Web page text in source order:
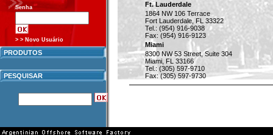
Senha
> > Novo Usuário
PRODUTOS
PESQUISAR
Ft. Lauderdale
1864 NW 106 Terrace
Fort Lauderdale, FL 33322
Tel.: (954) 916-9038
Fax: (954) 916-9123
Miami
8300 NW 53 Street, Suite 304
Miami, FL 33166
Tel.: (305) 597-9710
Fax: (305) 597-9730